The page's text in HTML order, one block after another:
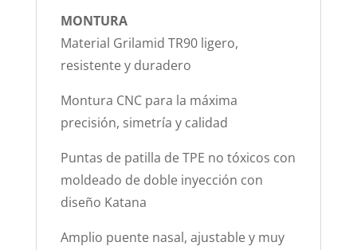
MONTURA
Material Grilamid TR90 ligero,
resistente y duradero
Montura CNC para la máxima
precisión, simetría y calidad
Puntas de patilla de TPE no tóxicos con
moldeado de doble inyección con
diseño Katana
Amplio puente nasal, ajustable y muy